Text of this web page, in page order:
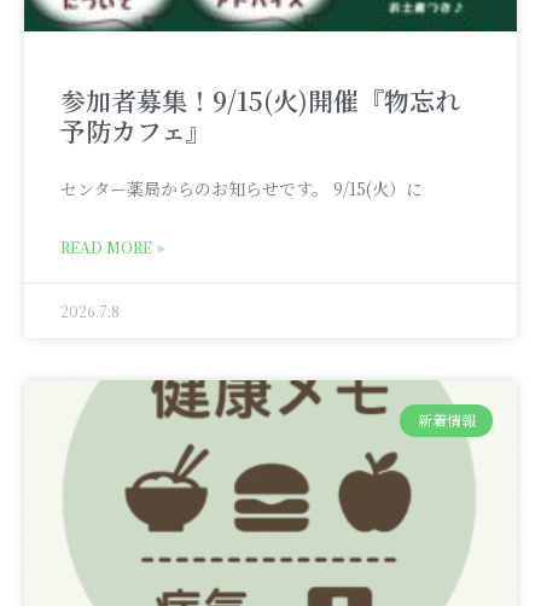
参加者募集！9/15(火)開催『物忘れ
予防カフェ』
センター薬局からのお知らせです。 9/15(火）に
READ MORE »
2026.7.8
新着情報